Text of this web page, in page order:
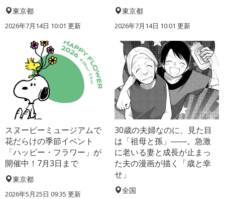
東京都
2026年7月14日 10:01 更新
東京都
2026年7月14日 10:01 更新
スヌーピーミュージアムで
花だらけの季節イベント
「ハッピー・フラワー」が
開催中！7月3日まで
東京都
2026年5月25日 09:35 更新
30歳の夫婦なのに、見た目
は「祖母と孫」――。急激
に老いる妻と成長が止まっ
た夫の漫画が描く「歳と幸
せ」
全国